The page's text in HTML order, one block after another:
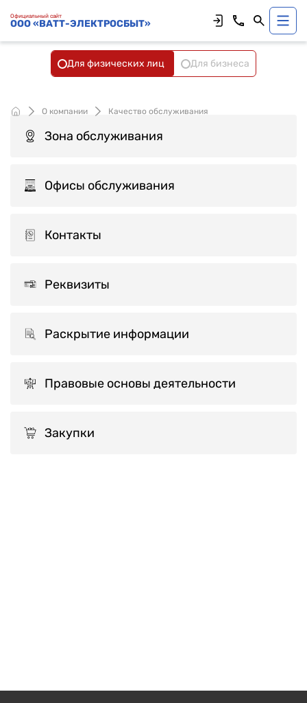
Официальный сайт
ООО «ВАТТ-ЭЛЕКТРОСБЫТ»
Для физических лиц Для бизнеса
О компании Качество обслуживания
Зона обслуживания
Офисы обслуживания
Контакты
Реквизиты
Раскрытие информации
Правовые основы деятельности
Закупки